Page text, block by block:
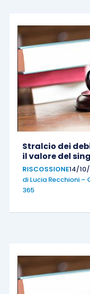
Stralcio dei
il valore del
RISCOSSIONE14/
di Lucia Recchioni
365